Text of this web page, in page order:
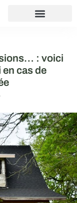
: voici
en cas de